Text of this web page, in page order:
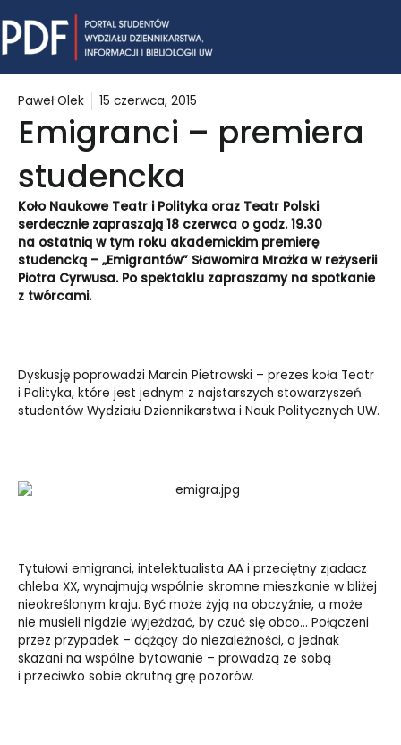
to
content
Paweł Olek 15 czerwca, 2015
Emigranci – premiera
studencka
Koło Naukowe Teatr i Polityka oraz Teatr Polski
serdecznie zapraszają 18 czerwca o godz. 19.30
na ostatnią w tym roku akademickim premierę
studencką – „Emigrantów” Sławomira Mrożka w reżyserii
Piotra Cyrwusa. Po spektaklu zapraszamy na spotkanie
z twórcami.
Dyskusję poprowadzi Marcin Pietrowski – prezes koła Teatr
i Polityka, które jest jednym z najstarszych stowarzyszeń
studentów Wydziału Dziennikarstwa i Nauk Politycznych UW.
Tytułowi emigranci, intelektualista AA i przeciętny zjadacz
chleba XX, wynajmują wspólnie skromne mieszkanie w bliżej
nieokreślonym kraju. Być może żyją na obczyźnie, a może
nie musieli nigdzie wyjeżdżać, by czuć się obco… Połączeni
przez przypadek – dążący do niezależności, a jednak
skazani na wspólne bytowanie – prowadzą ze sobą
i przeciwko sobie okrutną grę pozorów.